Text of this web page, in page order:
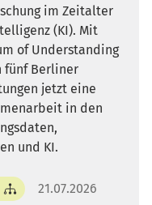
im Zeitalter
(KI). Mit
of Understanding
fünf Berliner
jetzt eine
in den
und KI.
21.07.2026